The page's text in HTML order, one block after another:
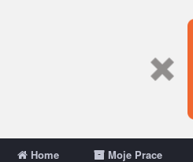
Home Moje Prace